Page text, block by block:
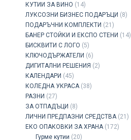
КУТИИ ЗА ВИНО (14)
ЛУКСОЗНИ БИЗНЕС ПОДАРЪЦИ (8)
ПОДАРЪЧНИ КОМПЛЕКТИ (21)
БАНЕР СТОЙКИ И ЕКСПО СТЕНИ (14)
БИСКВИТИ С ЛОГО (5)
КЛЮЧОДЪРЖАТЕЛИ (6)
ДИГИТАЛНИ РЕШЕНИЯ (2)
КАЛЕНДАРИ (45)
КОЛЕДНА УКРАСА (38)
РАЗНИ (27)
ЗА ОТПАДЪЦИ (8)
ЛИЧНИ ПРЕДПАЗНИ СРЕДСТВА (21)
ЕКО ОПАКОВКИ ЗА ХРАНА (172)
Гурме кутии (20)